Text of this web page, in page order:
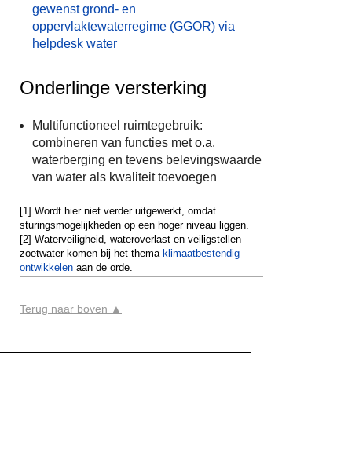
gewenst grond- en
oppervlaktewaterregime (GGOR) via
helpdesk water
Onderlinge versterking
Multifunctioneel ruimtegebruik:
combineren van functies met o.a.
waterberging en tevens belevingswaarde
van water als kwaliteit toevoegen
[1] Wordt hier niet verder uitgewerkt, omdat
sturingsmogelijkheden op een hoger niveau liggen.
[2] Waterveiligheid, wateroverlast en veiligstellen
zoetwater komen bij het thema klimaatbestendig
ontwikkelen aan de orde.
Terug naar boven ▲